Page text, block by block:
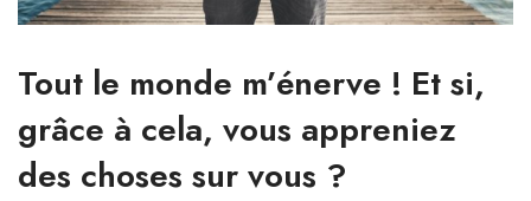
Tout le monde m’énerve ! Et si,
grâce à cela, vous appreniez
des choses sur vous ?